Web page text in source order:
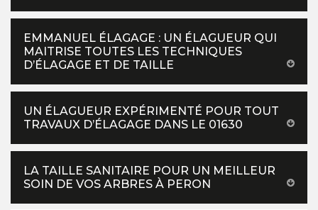
EMMANUEL ÉLAGAGE : UN ÉLAGUEUR QUI
MAITRISE TOUTES LES TECHNIQUES
D’ÉLAGAGE ET DE TAILLE
UN ÉLAGUEUR EXPÉRIMENTÉ POUR TOUT
TRAVAUX D’ÉLAGAGE DANS LE 01630
LA TAILLE SANITAIRE POUR UN MEILLEUR
SOIN DE VOS ARBRES À PERON